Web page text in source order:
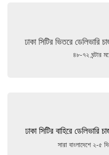
ঢাকা সিটির ভিতরে ডেলিভারি
৪৮-৭২ ঘন্টার
ঢাকা সিটির বাহিরে ডেলিভারি
সারা বাংলাদেশে ২-৫